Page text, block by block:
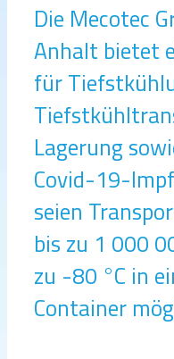
Die Mecotec
Anhalt bietet
für
Lagerung
Covid-19-
seien
bis zu 1 000
zu -80 °C in
Container